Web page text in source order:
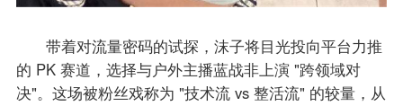
带着对流量密码的试探，沫子将目光投向平台力推
的 PK 赛道，选择与户外主播蓝战非上演 "跨领域对
决"。这场被粉丝戏称为 "技术流 vs 整活流" 的较量，从